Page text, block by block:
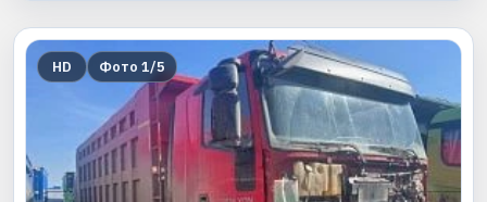
HD Фото 1/5